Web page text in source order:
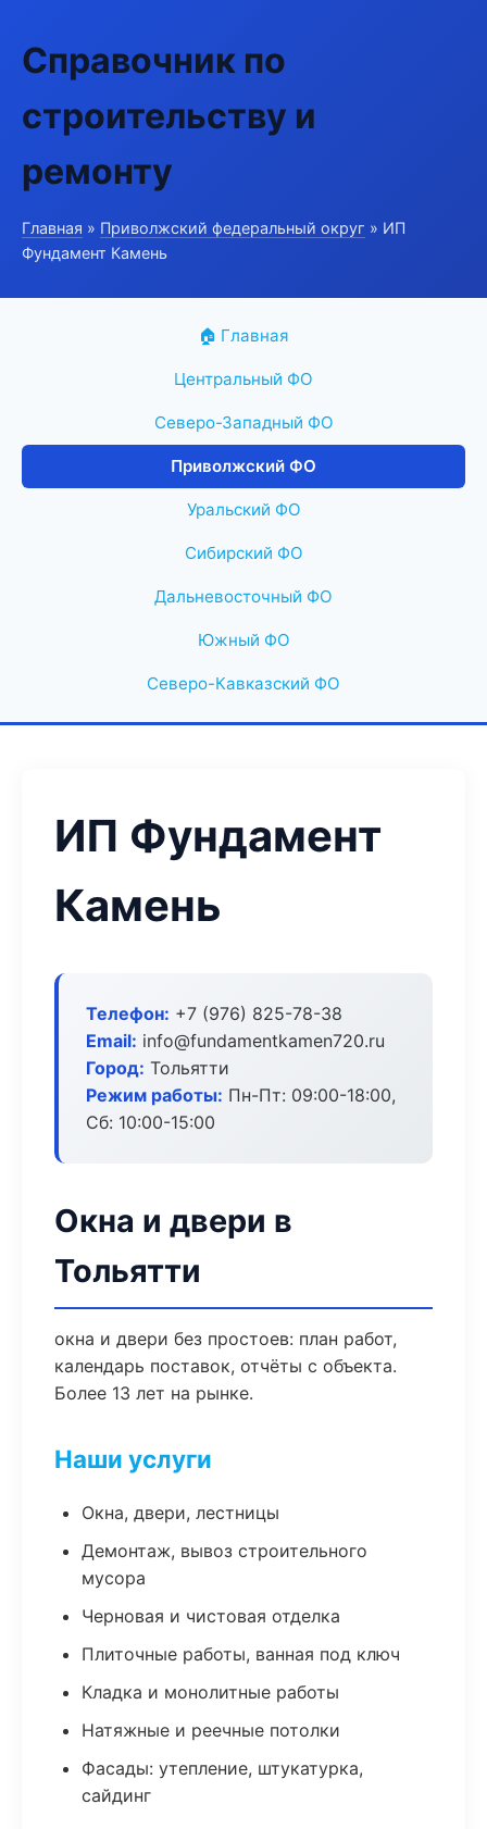
Справочник по
строительству и
ремонту
Главная » Приволжский федеральный округ » ИП
Фундамент Камень
🏠 Главная
Центральный ФО
Северо-Западный ФО
Приволжский ФО
Уральский ФО
Сибирский ФО
Дальневосточный ФО
Южный ФО
Северо-Кавказский ФО
ИП Фундамент
Камень
Телефон: +7 (976) 825-78-38
Email: info@fundamentkamen720.ru
Город: Тольятти
Режим работы: Пн-Пт: 09:00-18:00,
Сб: 10:00-15:00
Окна и двери в
Тольятти
окна и двери без простоев: план работ,
календарь поставок, отчёты с объекта.
Более 13 лет на рынке.
Наши услуги
Окна, двери, лестницы
Демонтаж, вывоз строительного
мусора
Черновая и чистовая отделка
Плиточные работы, ванная под ключ
Кладка и монолитные работы
Натяжные и реечные потолки
Фасады: утепление, штукатурка,
сайдинг